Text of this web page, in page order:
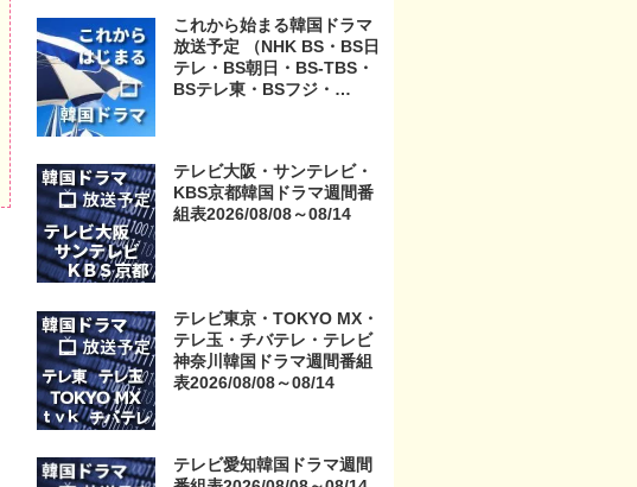
これから始まる韓国ドラマ
放送予定 （NHK BS・BS日
テレ・BS朝日・BS-TBS・
BSテレ東・BSフジ・
テレビ大阪・サンテレビ・
KBS京都・テレビ愛知・テ
レビ北海道）
テレビ大阪・サンテレビ・
KBS京都韓国ドラマ週間番
組表2026/08/08～08/14
テレビ東京・TOKYO MX・
テレ玉・チバテレ・テレビ
神奈川韓国ドラマ週間番組
表2026/08/08～08/14
テレビ愛知韓国ドラマ週間